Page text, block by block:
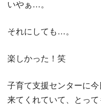
いやぁ…。
それにしても…。
楽しかった！笑
子育て支援センターに
来てくれていて、とって